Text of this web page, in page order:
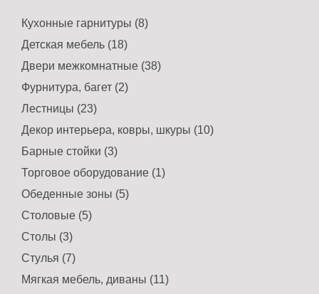
Кухонные гарнитуры (8)
Детская мебель (18)
Двери межкомнатные (38)
Фурнитура, багет (2)
Лестницы (23)
Декор интерьера, ковры, шкуры (10)
Барные стойки (3)
Торговое оборудование (1)
Обеденные зоны (5)
Столовые (5)
Столы (3)
Стулья (7)
Мягкая мебель, диваны (11)